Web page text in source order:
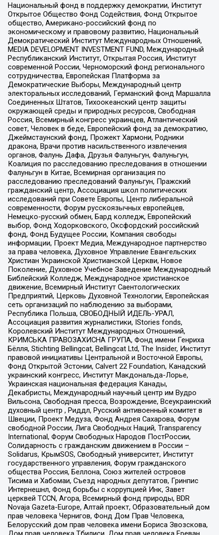
Национальный фонд в поддержку демократии, Институт
Открытое Общество Фонд Содействия, Фонд Открытое
общество, Американо-российский фонд по
экономическому и правовому развитию, Национальный
Демократический Институт Международных Отношений,
MEDIA DEVELOPMENT INVESTMENT FUND, Международный
Республиканский Институт, Открытая Россия, Институт
современной России, Черноморский фонд регионального
сотрудничества, Европейская Платформа за
Демократические Выборы, Международный центр
электоральных исследований, Германский фонд Маршалла
Соединенных Штатов, Тихоокеанский центр защиты
окружающей среды и природных ресурсов, Свободная
Россия, Всемирный конгресс украинцев, Атлантический
совет, Человек в беде, Европейский фонд за демократию,
Джеймстаунский фонд, Прожект Хармони, Родники
дракона, Врачи против насильственного извлечения
органов, Фалунь Дафа, Друзья Фалуньгун, Фалуньгун,
Коалиция по расследованию преследования в отношении
Фалуньгун в Китае, Всемирная организация по
расследованию преследований Фалуньгун, Пражский
гражданский центр, Ассоциация школ политических
исследований при Совете Европы, Центр либеральной
современности, Форум русскоязычных европейцев,
Немецко-русский обмен, Бард колледж, Европейский
выбор, Фонд Ходорковского, Оксфордский российский
фонд, Фонд Будущее России, Компания свободы
информации, Проект Медиа, Международное партнерство
за права человека, Духовное Управление Евангельских
Христиан Украинской Христианской Церкви, Новое
Поколение, Духовное Учебное Заведение Международный
Библейский Колледж, Международное христианское
движение, Всемирный Институт Саентологических
Предприятий, Церковь Духовной Технологии, Европейская
сеть организаций по наблюдению за выборами,
Республика Польша, СВОБОДНЫЙ ИДЕЛЬ-УРАЛ,
Ассоциация развития журналистики, IStories fonds,
Королевский Институт Международных Отношений,
КРИМСЬКА ПРАВОЗАХИСНА ГРУПА, Фонд имени Генриха
Бёлля, Stichting Bellingcat, Bellingcat Ltd, The Insider, Институт
правовой инициативы Центральной и Восточной Европы,
Фонд Открытой Эстонии, Calvert 22 Foundation, Канадский
украинский конгресс, Институт Макдональда-Лорье,
Украинская национальная федерация Канады,
Декабристы, Международный научный центр им Вудро
Вильсона, Свободная пресса, Возрождение, Всеукраинский
духовный центр , Риддл, Русский антивоенный комитет в
Швеции, Проект Медуза, Фонд Андрея Сахарова, Форум
свободной России, Лига Свободных Наций, Transparеncy
International, Форум Свободных Народов ПостРоссии,
Солидарность с гражданским движением в России –
Solidarus, КрымSOS, Свободный университет, Институт
государственного управления, Форум гражданского
общества Россия, Беллона, Союз жителей островов
Тисима и Хабомаи, Съезд народных депутатов, Гринпис
Интернешнл, Фонд борьбы с коррупцией Инк, Завет
церквей TCCN, Агора, Всемирный фонд природы, BDR
Novaja Gazeta-Europe, Алтай проект, Образовательный дом
прав человека Чернигов, Фонд Дом Прав Человека,
Белорусский дом прав человека имени Бориса Звозскова,